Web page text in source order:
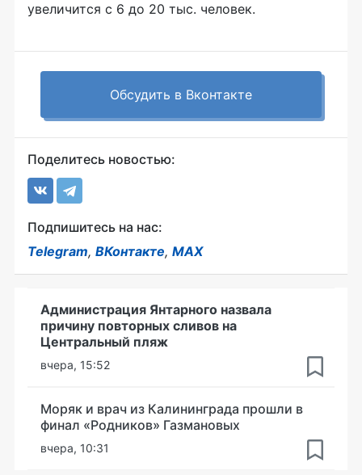
увеличится с 6 до 20 тыс. человек.
Обсудить в Вконтакте
Поделитесь новостью:
Подпишитесь на нас:
Telegram, ВКонтакте, MAX
Администрация Янтарного назвала
причину повторных сливов на
Центральный пляж
вчера, 15:52
Моряк и врач из Калининграда прошли в
финал «Родников» Газмановых
вчера, 10:31